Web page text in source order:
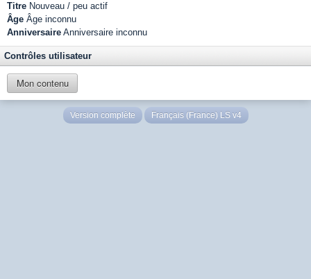
Titre Nouveau / peu actif
Âge Âge inconnu
Anniversaire Anniversaire inconnu
Contrôles utilisateur
Mon contenu
Version complète Français (France) LS v4